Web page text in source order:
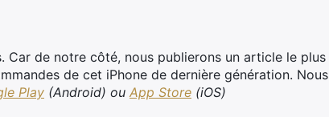
de notre côté, nous publierons un article le plus
de cet iPhone de dernière génération. Nous
Play (Android) ou App Store (iOS)